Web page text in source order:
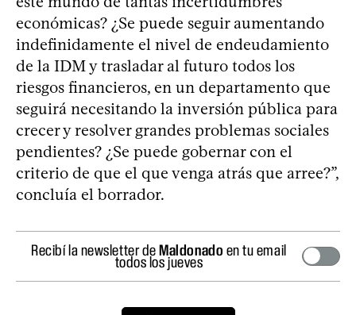
económicas? ¿Se puede seguir aumentando
indefinidamente el nivel de endeudamiento
de la IDM y trasladar al futuro todos los
riesgos financieros, en un departamento que
seguirá necesitando la inversión pública para
crecer y resolver grandes problemas sociales
pendientes? ¿Se puede gobernar con el
criterio de que el que venga atrás que arree?”,
concluía el borrador.
Recibí la newsletter deMaldonado en tu email
todos los jueves